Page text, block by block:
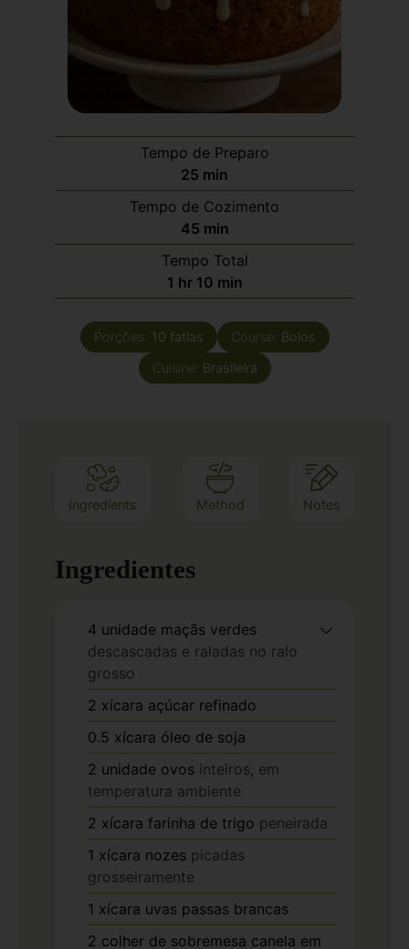
Tempo de Preparo
25 min
Tempo de Cozimento
45 min
Tempo Total
1 hr 10 min
Porções: 10 fatias Course: Bolos
Cuisine: Brasileira
Ingredients Method Notes
Ingredientes
4 unidade maçãs verdes
descascadas e raladas no ralo
grosso
2 xícara açúcar refinado
0.5 xícara óleo de soja
2 unidade ovos inteiros, em
temperatura ambiente
2 xícara farinha de trigo peneirada
1 xícara nozes picadas
grosseiramente
1 xícara uvas passas brancas
2 colher de sobremesa canela em